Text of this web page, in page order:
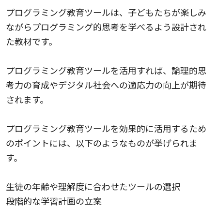
プログラミング教育ツールは、子どもたちが楽しみ
ながらプログラミング的思考を学べるよう設計され
た教材です。
プログラミング教育ツールを活用すれば、論理的思
考力の育成やデジタル社会への適応力の向上が期待
されます。
プログラミング教育ツールを効果的に活用するため
のポイントには、以下のようなものが挙げられま
す。
生徒の年齢や理解度に合わせたツールの選択
段階的な学習計画の立案